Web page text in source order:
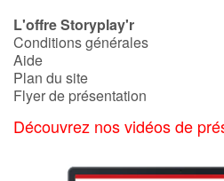
Autour du monde
Apprentissage
Art, espace, activité
L'offre Storyplay'r
Conditions générales
Aide
Plan du site
Flyer de présentation
Découvrez nos vidéos de